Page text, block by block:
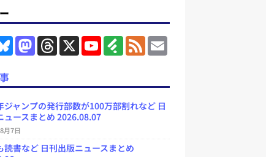
B
l
k
M
a
d
o
n
T
h
d
s
X
Y
o
b
e
C
n
F
e
y
F
e
E
m
ジャンプの発行部数が100万部割れなど 日
ュースまとめ 2026.08.07
月7日
読書など 日刊出版ニュースまとめ